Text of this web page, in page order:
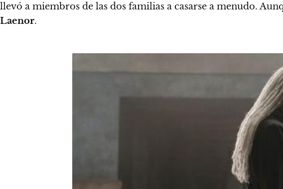
llevó a miembros de las dos familias a casarse a menudo.
Laenor.